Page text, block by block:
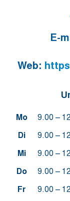
E-
Web:
Mo 9.00 –
Di 9.00 –
Mi 9.00 –
Do 9.00 –
Fr 9.00 –